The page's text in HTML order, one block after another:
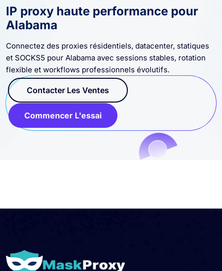
IP proxy haute performance pour
Alabama
Connectez des proxies résidentiels, datacenter, statiques
et SOCKS5 pour Alabama avec sessions stables, rotation
flexible et workflows professionnels évolutifs.
Contacter Les Ventes
Commencer L'essai